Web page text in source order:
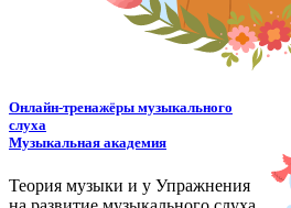
Онлайн-тренажёры музыкального
слуха
Музыкальная академия
Теория музыки и у Упражнения